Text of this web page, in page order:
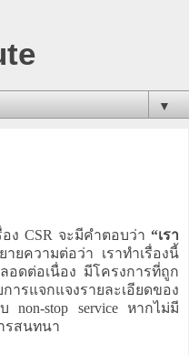
▼
ง CSR จะมีคำตอบว่า “เรา
ยความต่อว่า เราทำเรื่องนี้
อดต่อเนื่อง มีโครงการที่ถูก
รแจกแจงรายละเอียดของ
non-stop service หากไม่มี
รสนทนา